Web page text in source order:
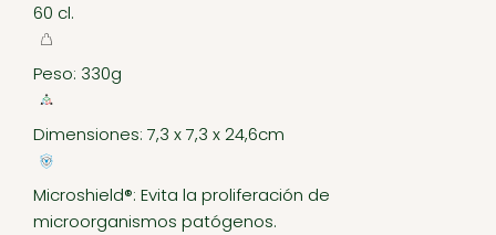
60 cl.
Peso: 330g
Dimensiones: 7,3 x 7,3 x 24,6cm
Microshield®: Evita la proliferación de
microorganismos patógenos.